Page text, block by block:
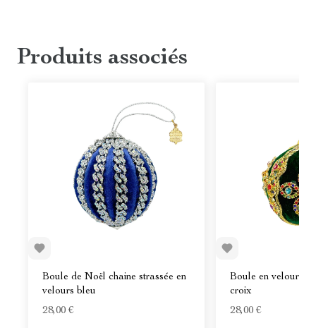
Produits associés
Boule de Noël chaine strassée en
velours bleu
28,00 €
Boule en velours
croix
28,00 €